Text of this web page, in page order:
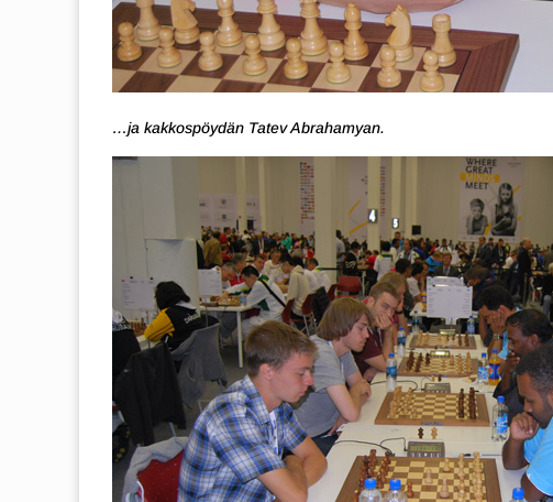
…ja kakkospöydän Tatev Abrahamyan.